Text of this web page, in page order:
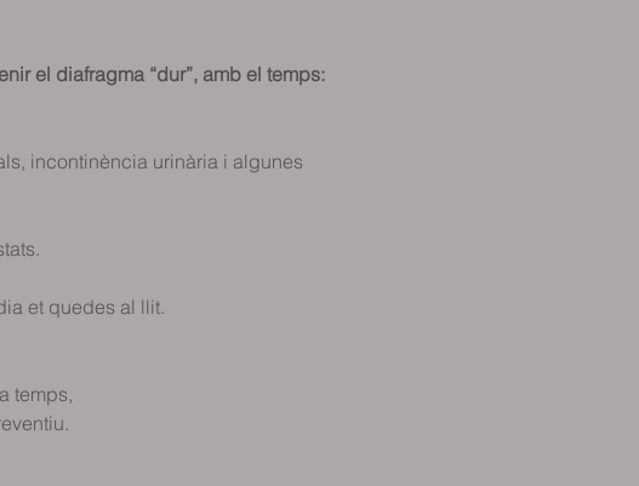
“dur”, amb el temps:
incontinència urinària i algunes
et quedes al llit.
riure”.